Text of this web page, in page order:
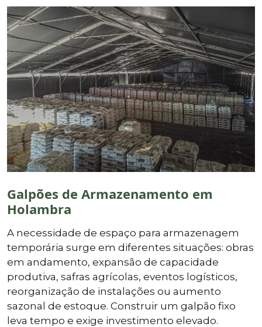
Galpões de Armazenamento em
Holambra
A necessidade de espaço para armazenagem
temporária surge em diferentes situações: obras
em andamento, expansão de capacidade
produtiva, safras agrícolas, eventos logísticos,
reorganização de instalações ou aumento
sazonal de estoque. Construir um galpão fixo
leva tempo e exige investimento elevado.